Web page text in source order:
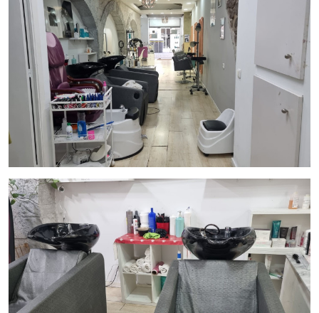
Alquiler Competitivo: El alquiler mensual es de
1.170 € + IVA, lo que te brinda una excelente
relación costo-beneficio y te permite mantener tus
gastos operativos bajo control.
Servicios Completos: Desde tratamientos estéticos
hasta servicios de manicura, pedicura y estilismo,
este salón de belleza ofrece una gama completa de
servicios para satisfacer las necesidades de sus
clientes más exigentes.
No pierdas la oportunidad de ser parte de esta emocionante
industria en una de las ciudades más fascinantes del mundo.
¡Contacta con Inmo Olaya hoy mismo para obtener más
información sobre este traspaso de peluquería y centro de
estética en el Eixample de Barcelona y haz que tus sueños de
emprendimiento se hagan realidad!